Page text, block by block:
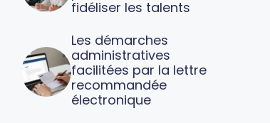
fidéliser les talents
Les démarches
administratives
facilitées par la lettre
recommandée
électronique